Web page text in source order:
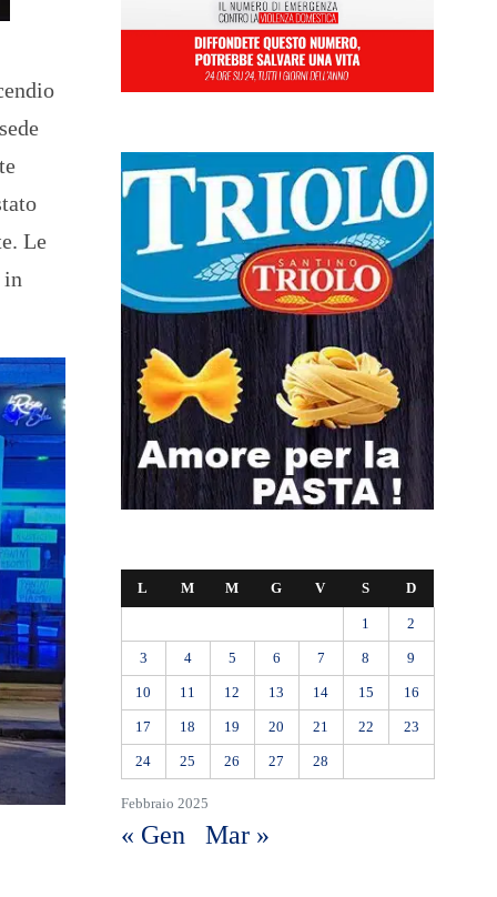
Le
in
Febbraio 2025
L M M G V S D
1 2
3 4 5 6 7 8 9
10 11 12 13 14 15 16
17 18 19 20 21 22 23
24 25 26 27 28
« Gen Mar »